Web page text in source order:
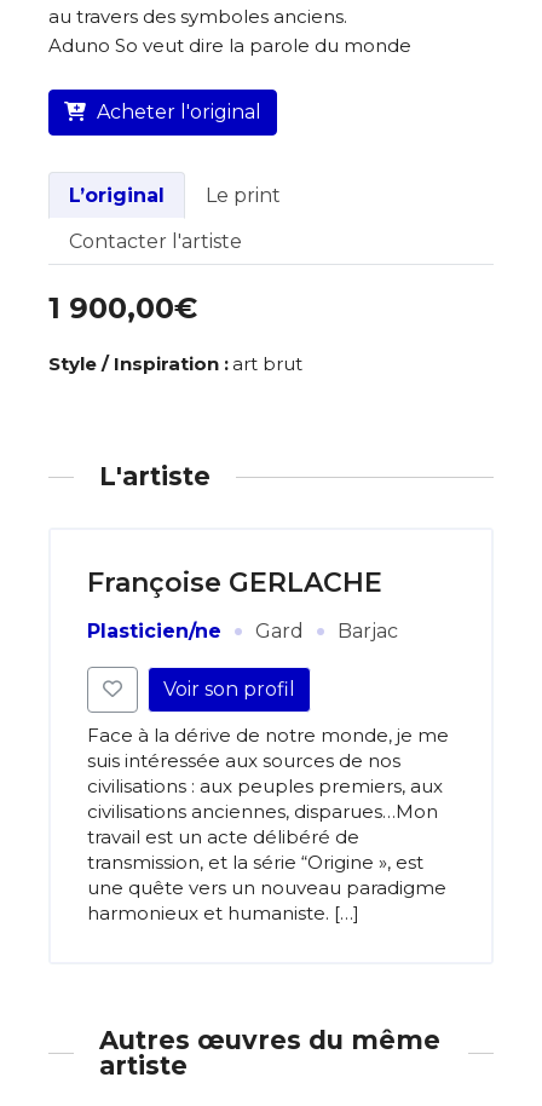
Lieu où se trouve l’œuvre originale :
barjac 30430
au travers des symboles anciens.
Aduno So veut dire la parole du monde
Acheter l'original
L’original
Le print
Contacter l'artiste
1 900,00€
Style / Inspiration : art brut
L'artiste
Françoise GERLACHE
Plasticien/ne · Gard · Barjac
Voir son profil
Face à la dérive de notre monde, je me
suis intéressée aux sources de nos
civilisations : aux peuples premiers, aux
civilisations anciennes, disparues…Mon
travail est un acte délibéré de
transmission, et la série “Origine », est
une quête vers un nouveau paradigme
harmonieux et humaniste. […]
Autres œuvres du même
artiste